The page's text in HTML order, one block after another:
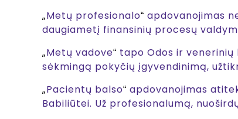
„Metų profesionalo“ apdovanojimas
daugiametį finansinių procesų
„Metų vadove“ tapo Odos ir
sėkmingą pokyčių įgyvendinimą,
„Pacientų balso“ apdovanojimas
Babiliūtei. Už profesionalumą,